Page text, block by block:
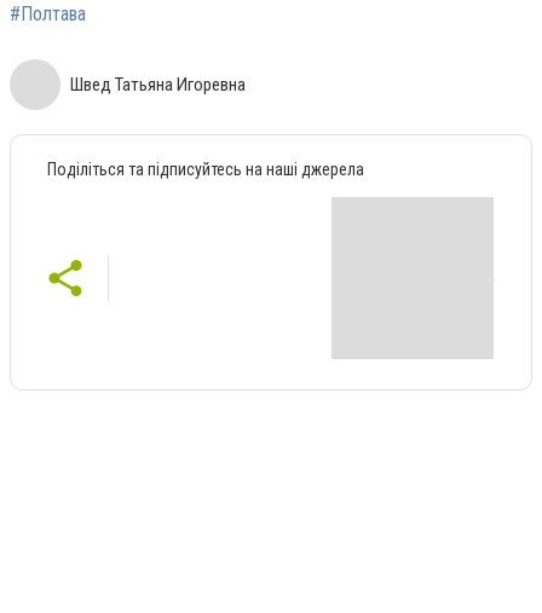
#Полтава
Швед Татьяна Игоревна
Поділіться та підписуйтесь на наші джерела